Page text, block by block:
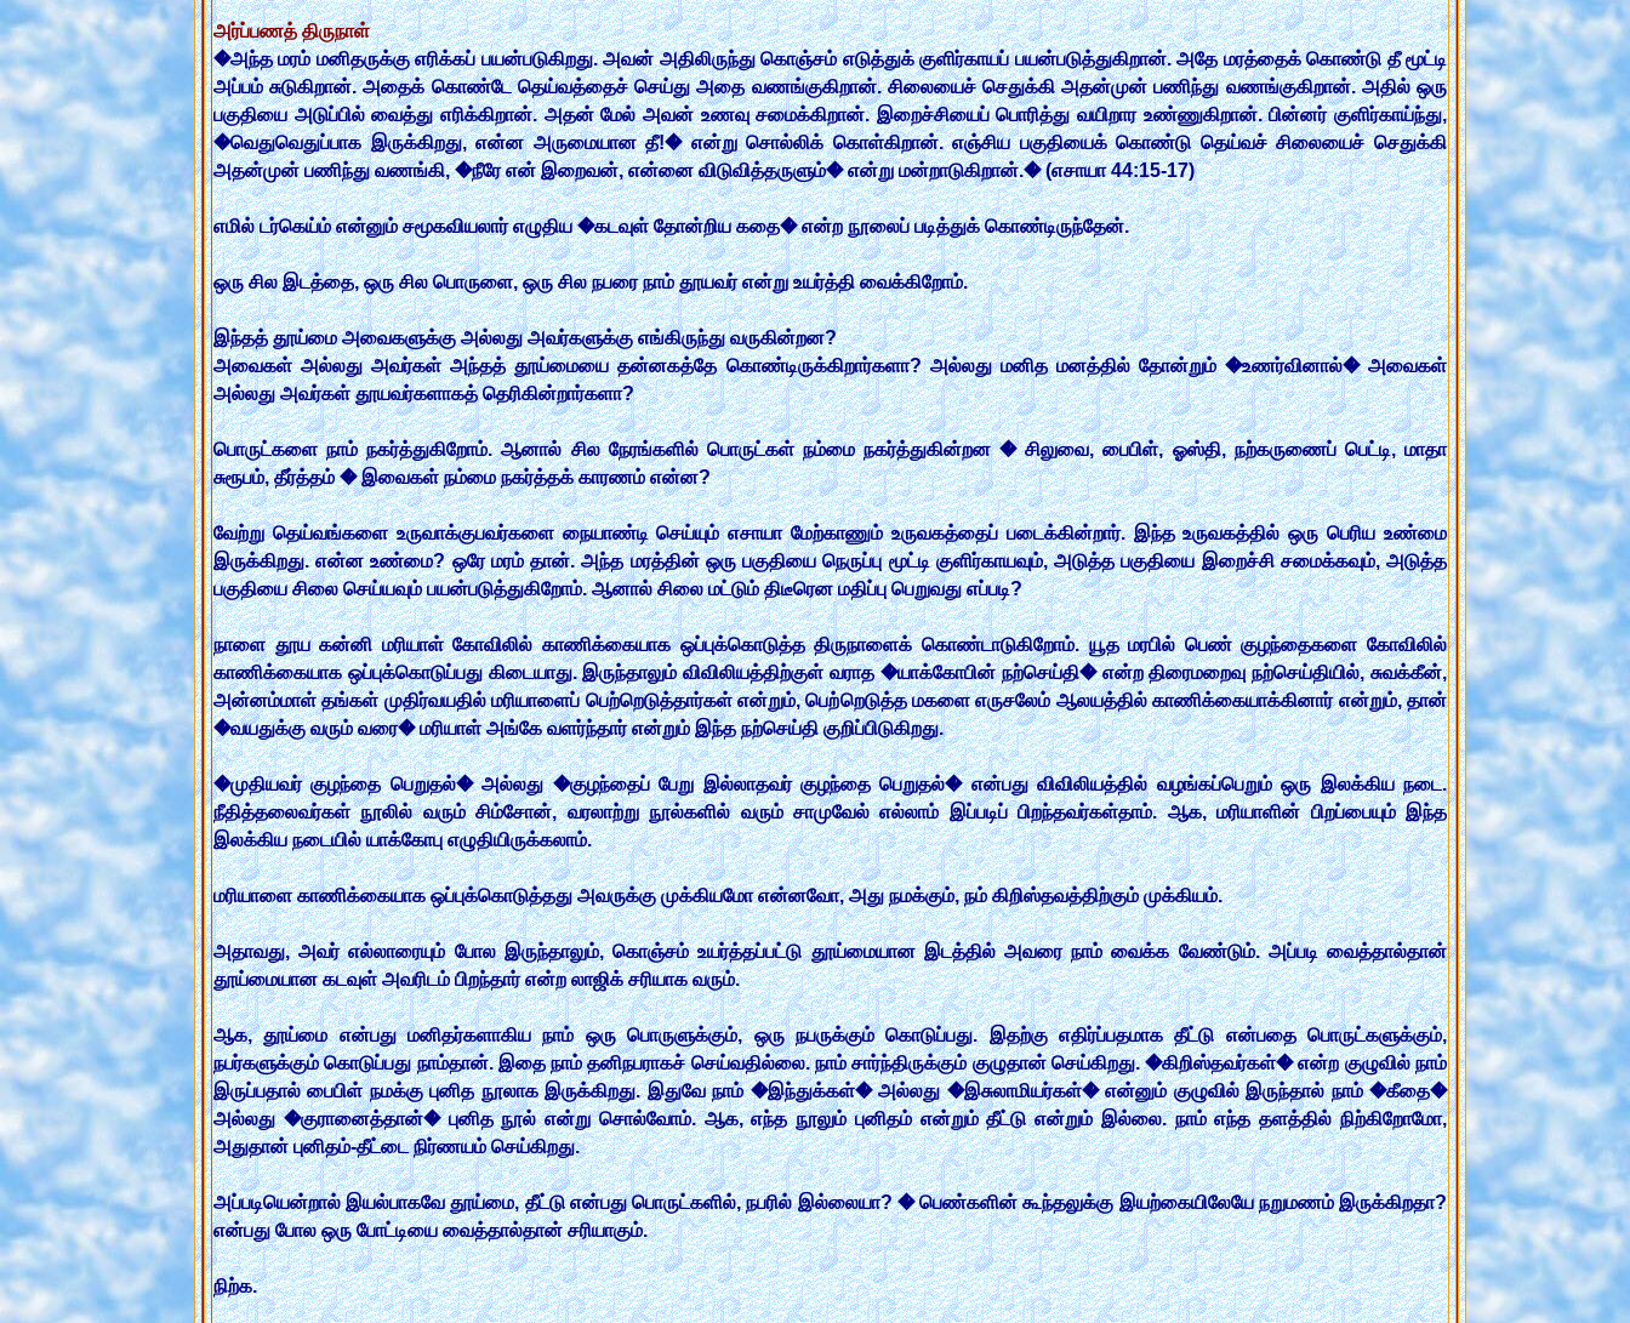
அர்ப்பணத் திருநாள்
�அந்த மரம் மனிதருக்கு எரிக்கப் பயன்படுகிறது. அவன் அதிலிருந்து கொஞ்சம் எடுத்துக் குளிர்காயப் பயன்படுத்துகிறான். அதே மரத்தைக் கொண்டு தீ மூட்டி
அப்பம் சுடுகிறான். அதைக் கொண்டே தெய்வத்தைச் செய்து அதை வணங்குகிறான். சிலையைச் செதுக்கி அதன்முன் பணிந்து வணங்குகிறான். அதில் ஒரு
பகுதியை அடுப்பில் வைத்து எரிக்கிறான். அதன் மேல் அவன் உணவு சமைக்கிறான். இறைச்சியைப் பொரித்து வயிறார உண்ணுகிறான். பின்னர் குளிர்காய்ந்து,
�வெதுவெதுப்பாக இருக்கிறது, என்ன அருமையான தீ!� என்று சொல்லிக் கொள்கிறான். எஞ்சிய பகுதியைக் கொண்டு தெய்வச் சிலையைச் செதுக்கி
அதன்முன் பணிந்து வணங்கி, �நீரே என் இறைவன், என்னை விடுவித்தருளும்� என்று மன்றாடுகிறான்.� (எசாயா 44:15-17)
எமில் டர்கெய்ம் என்னும் சமூகவியலார் எழுதிய �கடவுள் தோன்றிய கதை� என்ற நூலைப் படித்துக் கொண்டிருந்தேன்.
ஒரு சில இடத்தை, ஒரு சில பொருளை, ஒரு சில நபரை நாம் தூயவர் என்று உயர்த்தி வைக்கிறோம்.
இந்தத் தூய்மை அவைகளுக்கு அல்லது அவர்களுக்கு எங்கிருந்து வருகின்றன?
அவைகள் அல்லது அவர்கள் அந்தத் தூய்மையை தன்னகத்தே கொண்டிருக்கிறார்களா? அல்லது மனித மனத்தில் தோன்றும் �உணர்வினால்� அவைகள்
அல்லது அவர்கள் தூயவர்களாகத் தெரிகின்றார்களா?
பொருட்களை நாம் நகர்த்துகிறோம். ஆனால் சில நேரங்களில் பொருட்கள் நம்மை நகர்த்துகின்றன � சிலுவை, பைபிள், ஓஸ்தி, நற்கருணைப் பெட்டி, மாதா
சுரூபம், தீர்த்தம் � இவைகள் நம்மை நகர்த்தக் காரணம் என்ன?
வேற்று தெய்வங்களை உருவாக்குபவர்களை நையாண்டி செய்யும் எசாயா மேற்காணும் உருவகத்தைப் படைக்கின்றார். இந்த உருவகத்தில் ஒரு பெரிய உண்மை
இருக்கிறது. என்ன உண்மை? ஒரே மரம் தான். அந்த மரத்தின் ஒரு பகுதியை நெருப்பு மூட்டி குளிர்காயவும், அடுத்த பகுதியை இறைச்சி சமைக்கவும், அடுத்த
பகுதியை சிலை செய்யவும் பயன்படுத்துகிறோம். ஆனால் சிலை மட்டும் திடீரென மதிப்பு பெறுவது எப்படி?
நாளை தூய கன்னி மரியாள் கோவிலில் காணிக்கையாக ஒப்புக்கொடுத்த திருநாளைக் கொண்டாடுகிறோம். யூத மரபில் பெண் குழந்தைகளை கோவிலில்
காணிக்கையாக ஒப்புக்கொடுப்பது கிடையாது. இருந்தாலும் விவிலியத்திற்குள் வராத �யாக்கோபின் நற்செய்தி� என்ற திரைமறைவு நற்செய்தியில், சுவக்கீன்,
அன்னம்மாள் தங்கள் முதிர்வயதில் மரியாளைப் பெற்றெடுத்தார்கள் என்றும், பெற்றெடுத்த மகளை எருசலேம் ஆலயத்தில் காணிக்கையாக்கினார் என்றும், தான்
�வயதுக்கு வரும் வரை� மரியாள் அங்கே வளர்ந்தார் என்றும் இந்த நற்செய்தி குறிப்பிடுகிறது.
�முதியவர் குழந்தை பெறுதல்� அல்லது �குழந்தைப் பேறு இல்லாதவர் குழந்தை பெறுதல்� என்பது விவிலியத்தில் வழங்கப்பெறும் ஒரு இலக்கிய நடை.
நீதித்தலைவர்கள் நூலில் வரும் சிம்சோன், வரலாற்று நூல்களில் வரும் சாமுவேல் எல்லாம் இப்படிப் பிறந்தவர்கள்தாம். ஆக, மரியாளின் பிறப்பையும் இந்த
இலக்கிய நடையில் யாக்கோபு எழுதியிருக்கலாம்.
மரியாளை காணிக்கையாக ஒப்புக்கொடுத்தது அவருக்கு முக்கியமோ என்னவோ, அது நமக்கும், நம் கிறிஸ்தவத்திற்கும் முக்கியம்.
அதாவது, அவர் எல்லாரையும் போல இருந்தாலும், கொஞ்சம் உயர்த்தப்பட்டு தூய்மையான இடத்தில் அவரை நாம் வைக்க வேண்டும். அப்படி வைத்தால்தான்
தூய்மையான கடவுள் அவரிடம் பிறந்தார் என்ற லாஜிக் சரியாக வரும்.
ஆக, தூய்மை என்பது மனிதர்களாகிய நாம் ஒரு பொருளுக்கும், ஒரு நபருக்கும் கொடுப்பது. இதற்கு எதிர்ப்பதமாக தீட்டு என்பதை பொருட்களுக்கும்,
நபர்களுக்கும் கொடுப்பது நாம்தான். இதை நாம் தனிநபராகச் செய்வதில்லை. நாம் சார்ந்திருக்கும் குழுதான் செய்கிறது. �கிறிஸ்தவர்கள்� என்ற குழுவில் நாம்
இருப்பதால் பைபிள் நமக்கு புனித நூலாக இருக்கிறது. இதுவே நாம் �இந்துக்கள்� அல்லது �இசுலாமியர்கள்� என்னும் குழுவில் இருந்தால் நாம் �கீதை�
அல்லது �குரானைத்தான்� புனித நூல் என்று சொல்வோம். ஆக, எந்த நூலும் புனிதம் என்றும் தீட்டு என்றும் இல்லை. நாம் எந்த தளத்தில் நிற்கிறோமோ,
அதுதான் புனிதம்-தீட்டை நிர்ணயம் செய்கிறது.
அப்படியென்றால் இயல்பாகவே தூய்மை, தீட்டு என்பது பொருட்களில், நபரில் இல்லையா? � பெண்களின் கூந்தலுக்கு இயற்கையிலேயே நறுமணம் இருக்கிறதா?
என்பது போல ஒரு போட்டியை வைத்தால்தான் சரியாகும்.
நிற்க.